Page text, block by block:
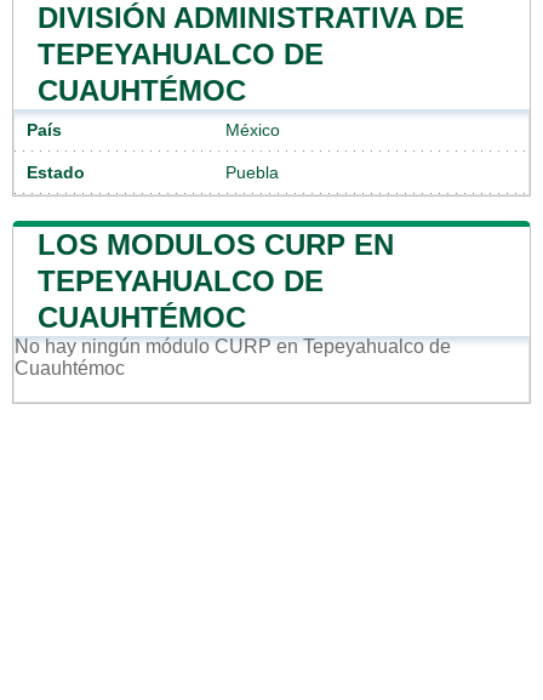
DIVISIÓN ADMINISTRATIVA DE
TEPEYAHUALCO DE
CUAUHTÉMOC
País México
Estado Puebla
LOS MODULOS CURP EN
TEPEYAHUALCO DE
CUAUHTÉMOC
No hay ningún módulo CURP en Tepeyahualco de
Cuauhtémoc